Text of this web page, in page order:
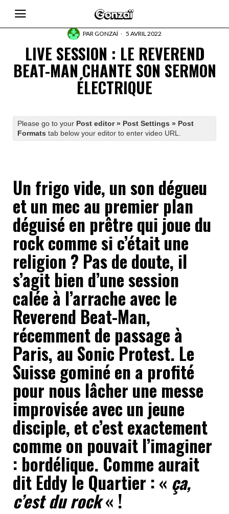
PARGONZAÏ 5 AVRIL 2022
LIVE SESSION : LE REVEREND
BEAT-MAN CHANTE SON SERMON
ÉLECTRIQUE
Please go to your Post editor » Post Settings » Post
Formats tab below your editor to enter video URL.
Un frigo vide, un son dégueu
et un mec au premier plan
déguisé en prêtre qui joue du
rock comme si c’était une
religion ? Pas de doute, il
s’agit bien d’une session
calée à l’arrache avec le
Reverend Beat-Man,
récemment de passage à
Paris, au Sonic Protest. Le
Suisse gominé en a profité
pour nous lâcher une messe
improvisée avec un jeune
disciple, et c’est exactement
comme on pouvait l’imaginer
: bordélique. Comme aurait
dit Eddy le Quartier : « ça,
c’est du rock« !